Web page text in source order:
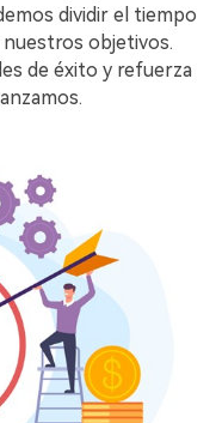
dividir el tiempo
nuestros objetivos.
de éxito y refuerza